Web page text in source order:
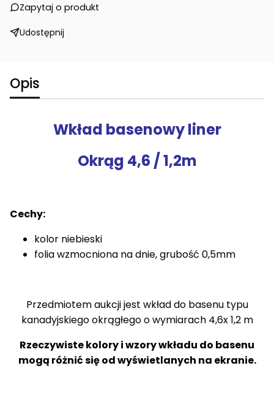
Zapytaj o produkt
Udostępnij
Opis
Wkład basenowy liner
Okrąg 4,6 / 1,2m
Cechy:
kolor niebieski
folia wzmocniona na dnie, grubość 0,5mm
Przedmiotem aukcji jest wkład do basenu typu
kanadyjskiego okrągłego o wymiarach 4,6x 1,2 m
Rzeczywiste kolory i wzory wkładu do basenu
mogą różnić się od wyświetlanych na ekranie.